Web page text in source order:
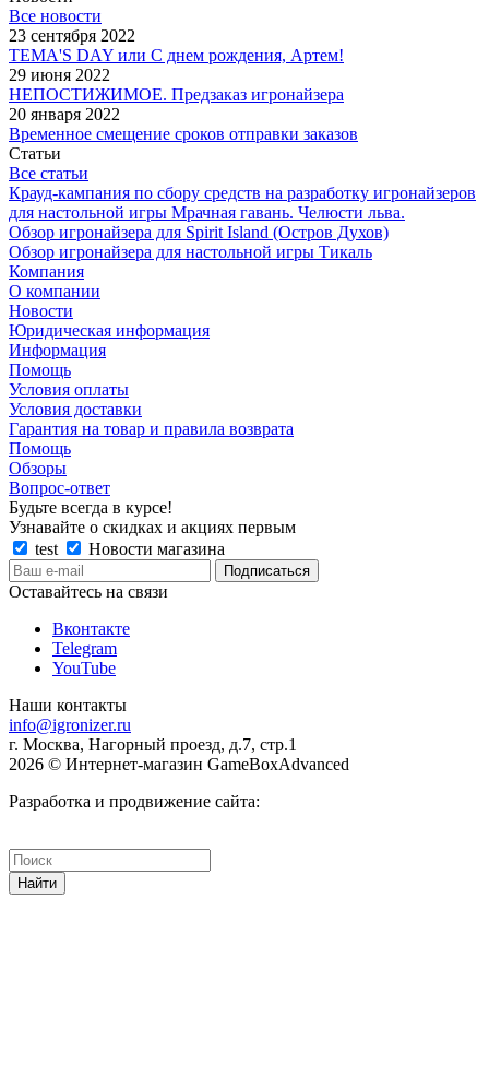
Все новости
23 сентября 2022
TEMA'S DAY или С днем рождения, Артем!
29 июня 2022
НЕПОСТИЖИМОЕ. Предзаказ игронайзера
20 января 2022
Временное смещение сроков отправки заказов
Статьи
Все статьи
Крауд-кампания по сбору средств на разработку игронайзеров
для настольной игры Мрачная гавань. Челюсти льва.
Обзор игронайзера для Spirit Island (Остров Духов)
Обзор игронайзера для настольной игры Тикаль
Компания
О компании
Новости
Юридическая информация
Информация
Помощь
Условия оплаты
Условия доставки
Гарантия на товар и правила возврата
Помощь
Обзоры
Вопрос-ответ
Будьте всегда в курсе!
Узнавайте о скидках и акциях первым
test
Новости магазина
Оставайтесь на связи
Вконтакте
Telegram
YouTube
Наши контакты
info@igronizer.ru
г. Москва, Нагорный проезд, д.7, стр.1
2026 © Интернет-магазин GameBoxAdvanced
Разработка и продвижение сайта:
Найти